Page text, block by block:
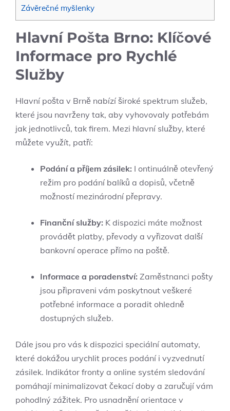
Závěrečné myšlenky
Hlavní Pošta Brno: Klíčové
Informace pro Rychlé
Služby
Hlavní pošta v Brně nabízí široké spektrum služeb,
které jsou navrženy tak, aby vyhovovaly potřebám
jak jednotlivců, tak firem. Mezi hlavní služby, které
můžete využít, patří:
Podání a příjem zásilek: I ontinuálně otevřený
režim pro podání balíků a dopisů, včetně
možností mezinárodní přepravy.
Finanční služby: K dispozici máte možnost
provádět platby, převody a vyřizovat další
bankovní operace přímo na poště.
Informace a poradenství: Zaměstnanci pošty
jsou připraveni vám poskytnout veškeré
potřebné informace a poradit ohledně
dostupných služeb.
Dále jsou pro vás k dispozici speciální automaty,
které dokážou urychlit proces podání i vyzvednutí
zásilek. Indikátor fronty a online systém sledování
pomáhají minimalizovat čekací doby a zaručují vám
pohodlný zážitek. Pro usnadnění orientace v